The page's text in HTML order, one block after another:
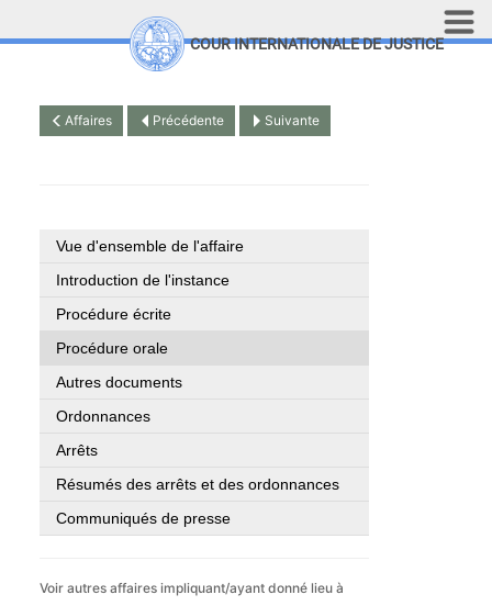
Aller au contenu principal
COUR INTERNATIONALE DE JUSTICE
Affaires Précédente Suivante
Vue d'ensemble de l'affaire
Introduction de l'instance
Procédure écrite
Procédure orale
Autres documents
Ordonnances
Arrêts
Résumés des arrêts et des ordonnances
Communiqués de presse
Voir autres affaires impliquant/ayant donné lieu à
Top Menu
Recherche sur le site